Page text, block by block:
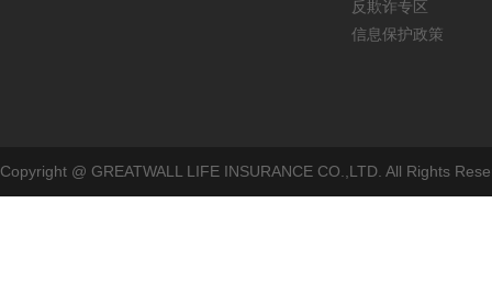
反欺诈专区
信息保护政策
Copyright @ GREATWALL LIFE INSURANCE CO.,LTD. All Rights